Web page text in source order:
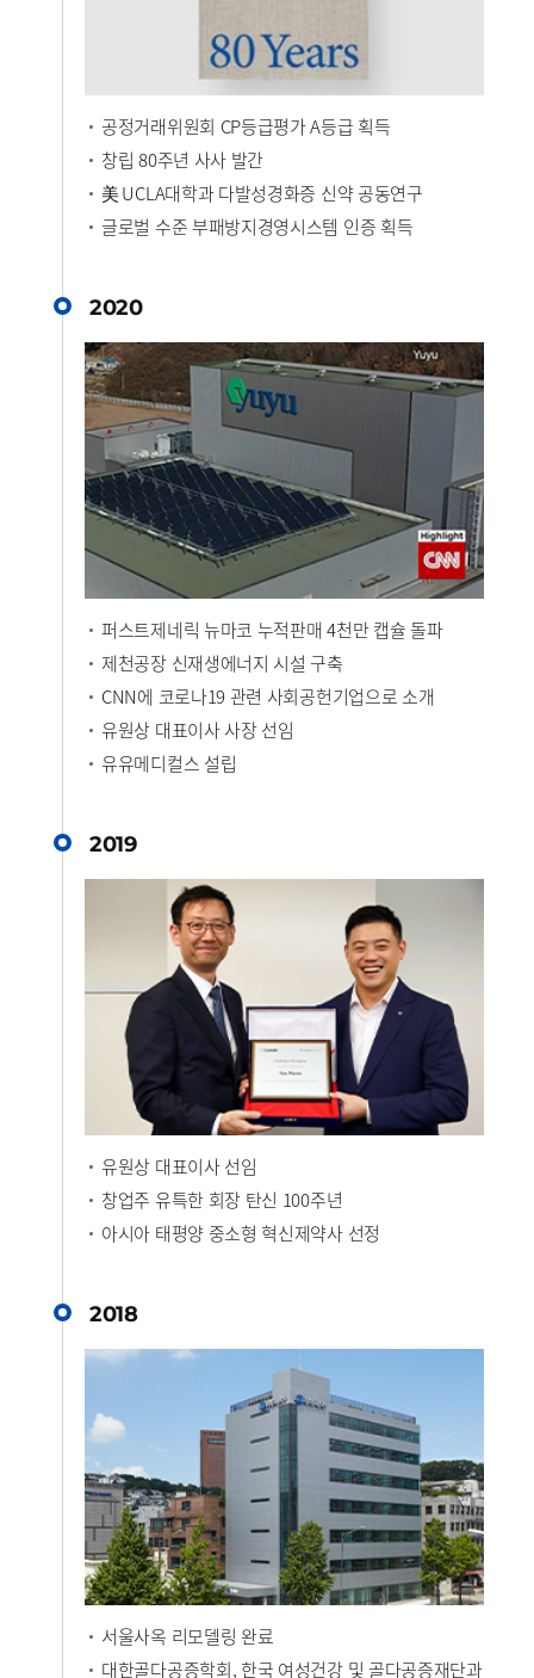
공정거래위원회 CP등급평가 A등급 획득
창립 80주년 사사 발간
美 UCLA대학과 다발성경화증 신약 공동연구
글로벌 수준 부패방지경영시스템 인증 획득
2020
퍼스트제네릭 뉴마코 누적판매 4천만 캡슐 돌파
제천공장 신재생에너지 시설 구축
CNN에 코로나19 관련 사회공헌기업으로 소개
유원상 대표이사 사장 선임
유유메디컬스 설립
2019
유원상 대표이사 선임
창업주 유특한 회장 탄신 100주년
아시아 태평양 중소형 혁신제약사 선정
2018
서울사옥 리모델링 완료
대한골다공증학회, 한국 여성건강 및 골다공증재단과